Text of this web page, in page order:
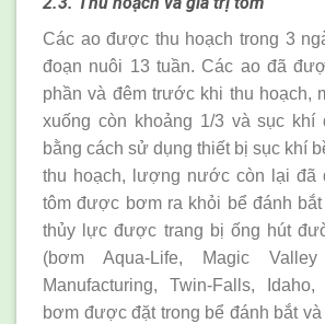
Các ao được thu hoạch trong 3
đoạn nuôi 13 tuần. Các ao đã
phần và đêm trước khi thu hoạch,
xuống còn khoảng 1/3 và sục khí
bằng cách sử dụng thiết bị sục khí
thu hoạch, lượng nước còn lại đã
tôm được bơm ra khỏi bể đánh
thủy lực được trang bị ống hút
(bơm Aqua-Life, Magic
Manufacturing, Twin-Falls,
bơm được đặt trong bể đánh bắt